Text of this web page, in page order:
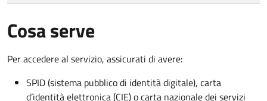
Cosa serve
Per accedere al servizio, assicurati di avere:
SPID (sistema pubblico di identità digitale), carta
d’identità elettronica (CIE) o carta nazionale dei servizi